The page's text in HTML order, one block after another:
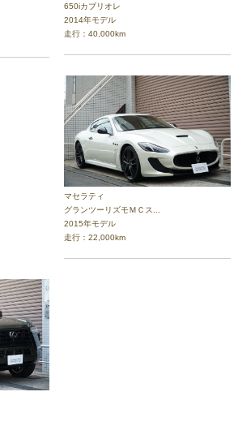
650iカブリオレ
2014年モデル
走行：40,000km
マセラティ
グランツーリズモＭＣス...
2015年モデル
走行：22,000km